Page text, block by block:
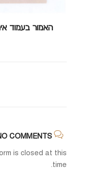
האמור בעמוד
COMMENTS
is closed at this
time.